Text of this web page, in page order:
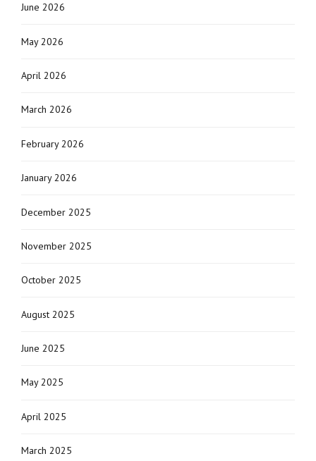
June 2026
May 2026
April 2026
March 2026
February 2026
January 2026
December 2025
November 2025
October 2025
August 2025
June 2025
May 2025
April 2025
March 2025